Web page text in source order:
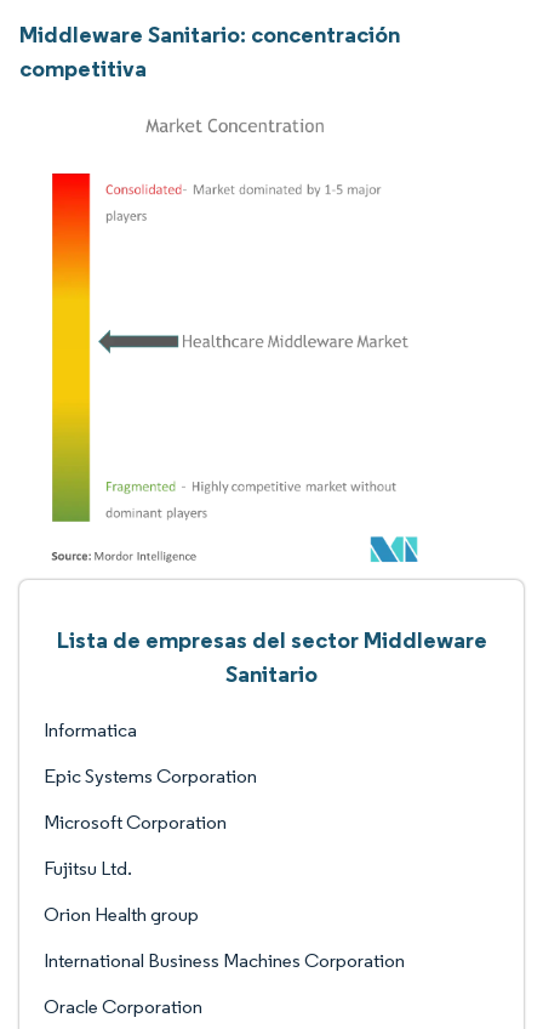
Middleware Sanitario: concentración
competitiva
Lista de empresas del sector Middleware
Sanitario
Informatica
Epic Systems Corporation
Microsoft Corporation
Fujitsu Ltd.
Orion Health group
International Business Machines Corporation
Oracle Corporation